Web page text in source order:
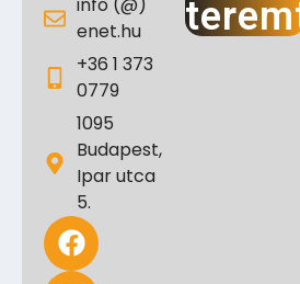
enet.hu
+36 1 373
0779
1095
Budapest,
Ipar utca
5.